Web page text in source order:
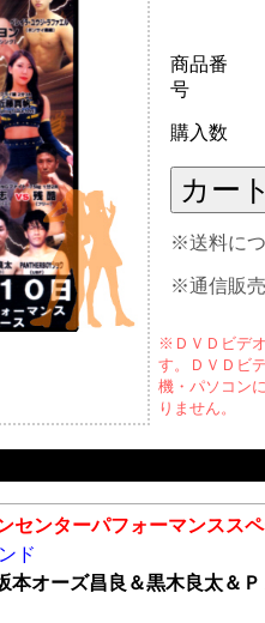
商品番
号
購入数
※送料に
※通信販
※ＤＶＤビデ
す。ＤＶＤビ
機・パソコン
りません。
センターパフォーマンススペ
ド
オーズ昌良＆黒木良太＆